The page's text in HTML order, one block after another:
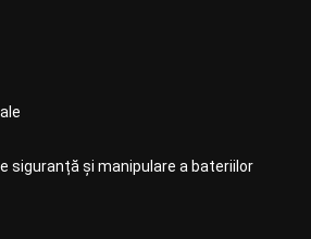
siguranță și manipulare a bateriilor